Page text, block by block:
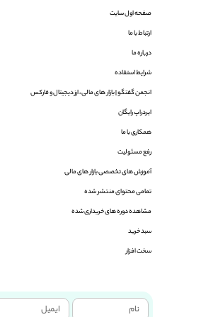
صفحه اول سایت
ارتباط با ما
درباره ما
شرایط استفاده
انجمن گفتگو |‌ بازار های مالی ، ارز دیجیتال و فارکس
ایردراپ رایگان
همکاری با ما
رفع مسئولیت
آموزش های تخصصی بازار های مالی
تمامی محتوای منتشر شده
مشاهده دوره های خریداری شده
سبد خرید
سخت افزار